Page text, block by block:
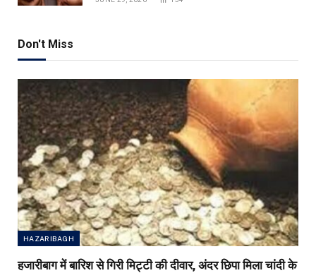
Don't Miss
HAZARIBAGH
हजारीबाग में बारिश से गिरी मिट्टी की दीवार, अंदर छिपा मिला चांदी के